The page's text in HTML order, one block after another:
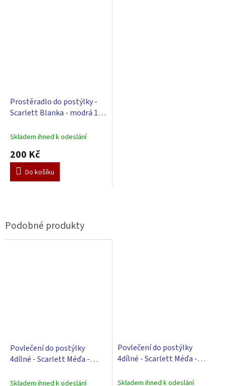
Prostěradlo do postýlky -
Scarlett Blanka - modrá 120
Skladem ihned k odeslání
200 Kč
Do košíku
Povlečení do postýlky
4dílné - Scarlett Méďa -
Skladem ihned k odeslání
Povlečení do postýlky
4dílné - Scarlett Méďa -
Skladem ihned k odeslání